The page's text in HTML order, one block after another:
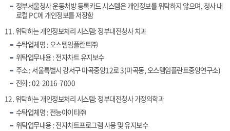
정부서울청사 운동처방 등록카드 시스템은 개인정보를 위탁하지 않으며, 청사 내
로컬 PC에 개인정보를 저장함
11. 위탁하는 개인정보처리 시스템: 정부대전청사 치과
수탁업체명 : 오스템임플란트㈜
위탁업무내용 : 전자차트 유지보수
주소 : 서울특별시 강서구 마곡중앙12로 3(마곡동, 오스템임플란트중앙연구소)
전화 : 02-2016-7000
12. 위탁하는 개인정보처리 시스템: 정부대전청사 가정의학과
수탁업체명 : 전능아이티㈜
위탁업무내용 : 전자차트프로그램 사용 및 유지보수